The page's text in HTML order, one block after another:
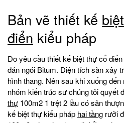
Bản vẽ thiết kế
điển kiểu pháp
Do yêu cầu thiết kế biệt thự cổ
dán ngói Bitum. Diện tích sàn xây
hình thang. Nên sau khi xuống
nhóm kiến trúc sư chúng tôi quyết
thự 100m2 1 trệt 2 lầu có sân
kế biệt thự kiểu pháp hai tầng rưỡi